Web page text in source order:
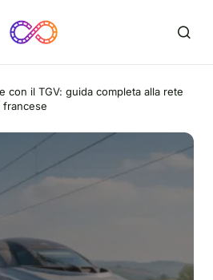
con il TGV: guida completa alla rete
francese